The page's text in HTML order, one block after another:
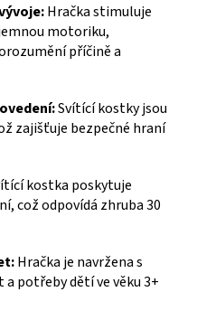
Hračka stimuluje
motoriku,
příčině a
Svítící kostky jsou
zajišťuje bezpečné hraní
kostka poskytuje
což odpovídá zhruba 30
Hračka je navržena s
potřeby dětí ve věku 3+